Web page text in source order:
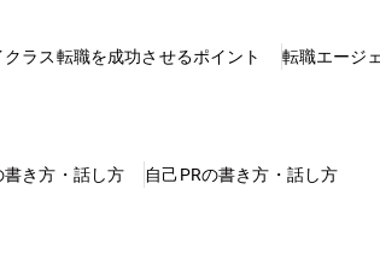
クラス転職を成功させるポイント 転職エージ
書き方・話し方 自己PRの書き方・話し方